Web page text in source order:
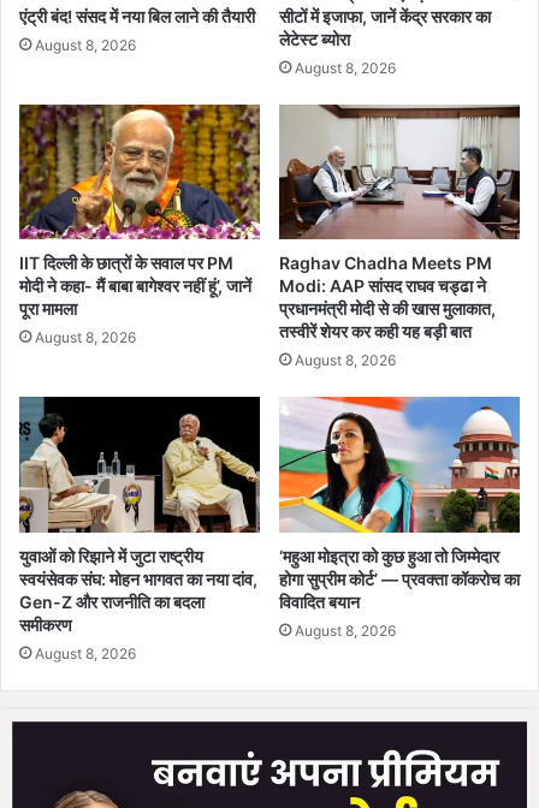
स
ढ़ा
ई
च
र्चा
प
क
दो
रा
ज्यों
में
सं
यु
क्त
ऑ
प
रे
स
फ
ल
ता
एंट्री बंद! संसद में नया बिल लाने की तैयारी
August 8, 2026
सीटों में इजाफा, जानें केंद्र सरकार का
लेटेस्ट ब्योरा
August 8, 2026
IIT दिल्ली के छात्रों के सवाल पर PM
मोदी ने कहा- मैं बाबा बागेश्वर नहीं हूं’, जानें
पूरा मामला
August 8, 2026
Raghav Chadha Meets PM
Modi: AAP सांसद राघव चड्ढा ने
प्रधानमंत्री मोदी से की खास मुलाकात,
तस्वीरें शेयर कर कही यह बड़ी बात
August 8, 2026
युवाओं को रिझाने में जुटा राष्ट्रीय
स्वयंसेवक संघ: मोहन भागवत का नया दांव,
Gen-Z और राजनीति का बदला
समीकरण
August 8, 2026
‘महुआ मोइत्रा को कुछ हुआ तो जिम्मेदार
होगा सुप्रीम कोर्ट’ — प्रवक्ता कॉकरोच का
विवादित बयान
August 8, 2026